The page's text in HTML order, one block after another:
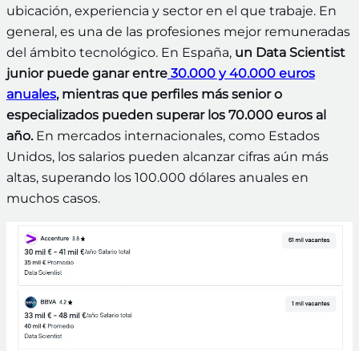
ubicación, experiencia y sector en el que trabaje. En
general, es una de las profesiones mejor remuneradas
del ámbito tecnológico. En España, un Data Scientist
junior puede ganar entre 30.000 y 40.000 euros
anuales, mientras que perfiles más senior o
especializados pueden superar los 70.000 euros al
año.En mercados internacionales, como Estados
Unidos, los salarios pueden alcanzar cifras aún más
altas, superando los 100.000 dólares anuales en
muchos casos.